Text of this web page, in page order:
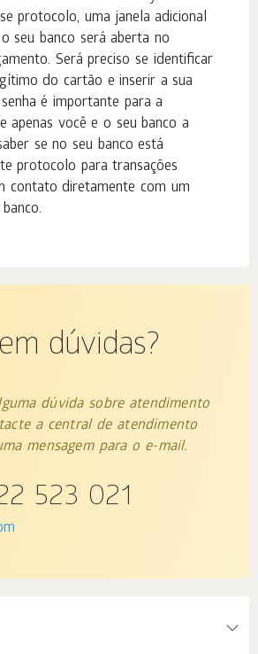
protocolo, uma janela adicional
seu banco será aberta no
Será preciso se identificar
do cartão e inserir a sua
é importante para a
apenas você e o seu banco a
se no seu banco está
protocolo para transações
contato diretamente com um
dúvidas?
dúvida sobre atendimento
a central de atendimento
mensagem para o e-mail.
523 021